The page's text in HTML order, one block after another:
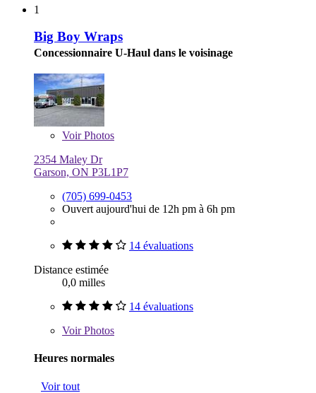
1
Big Boy Wraps
Concessionnaire U-Haul dans le voisinage
VoirPhotos
2354 Maley Dr
Garson, ON P3L1P7
(705) 699-0453
Ouvert aujourd'hui de 12h pm à 6h pm
14 évaluations
Distance estimée
0,0 milles
14 évaluations
VoirPhotos
Heures normales
Voir tout